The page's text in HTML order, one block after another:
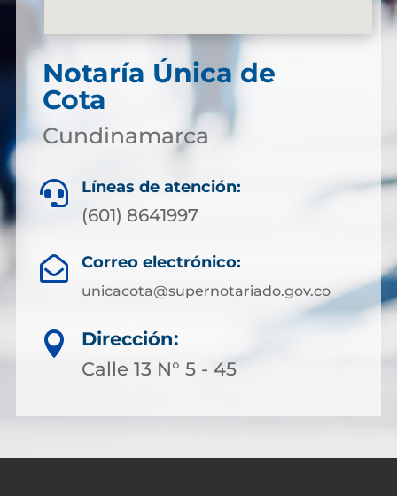
Notaría Única de
Cota
Cundinamarca
 Líneas de atención:
(601) 8641997
 Correo electrónico:
unicacota@supernotariado.gov.co

Dirección:
Calle 13 N° 5 - 45